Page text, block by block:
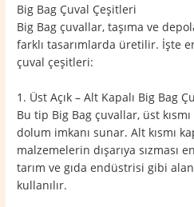
Big Bag Çuval Çeşitleri
Big Bag çuvallar, taşıma ve
farklı tasarımlarda üretilir. İşte
çuval çeşitleri:
1. Üst Açık – Alt Kapalı Big Bag
Bu tip Big Bag çuvallar, üst
dolum imkanı sunar. Alt kısmı
malzemelerin dışarıya sızması
tarım ve gıda endüstrisi gibi
kullanılır.